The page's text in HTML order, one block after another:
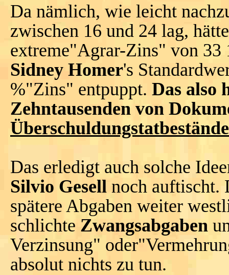
Da nämlich, wie leicht
zwischen 16 und 24 lag,
extreme"Agrar-Zins" von
Sidney Homer's
%"Zins" entpuppt. Das also
Zehntausenden von
Das erledigt auch solche
Silvio Gesell noch auftischt.
spätere Abgaben weiter
schlichte Zwangsabgaben
Verzinsung"
absolut nichts zu tun.